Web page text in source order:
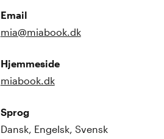
Email
mia@miabook.dk
Hjemmeside
miabook.dk
Sprog
Dansk, Engelsk, Svensk